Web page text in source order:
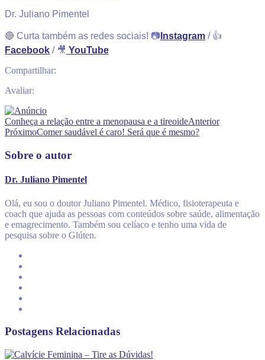
Dr. Juliano Pimentel
🔴 Curta também as redes sociais! 📷 Instagram / 👍
Facebook / 🎥 YouTube
Compartilhar:
Avaliar:
Conheça a relação entre a menopausa e a tireoideAnterior
PróximoComer saudável é caro! Será que é mesmo?
Sobre o autor
Dr. Juliano Pimentel
Olá, eu sou o doutor Juliano Pimentel. Médico, fisioterapeuta e
coach que ajuda as pessoas com conteúdos sobre saúde, alimentação
e emagrecimento. Também sou celíaco e tenho uma vida de
pesquisa sobre o Glúten.
Postagens Relacionadas